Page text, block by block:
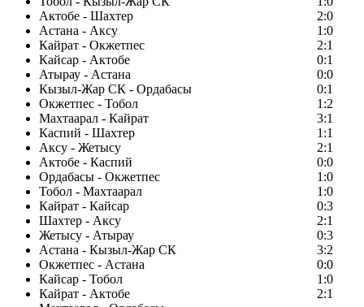
Актобе - Шахтер
2:0
Астана - Аксу
1:0
Кайрат - Окжетпес
2:1
Кайсар - Актобе
0:1
Атырау - Астана
0:0
Кызыл-Жар СК - Ордабасы
0:1
Окжетпес - Тобол
1:2
Махтаарал - Кайрат
3:1
Каспий - Шахтер
1:1
Аксу - Жетысу
2:1
Актобе - Каспий
0:0
Ордабасы - Окжетпес
1:0
Тобол - Махтаарал
1:0
Кайрат - Кайсар
0:3
Шахтер - Аксу
2:1
Жетысу - Атырау
0:3
Астана - Кызыл-Жар СК
3:2
Окжетпес - Астана
0:0
Кайсар - Тобол
1:0
Кайрат - Актобе
2:1